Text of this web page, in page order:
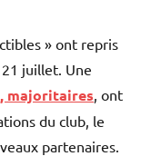
» ont repris
juillet. Une
majoritaires , ont
du club, le
partenaires.